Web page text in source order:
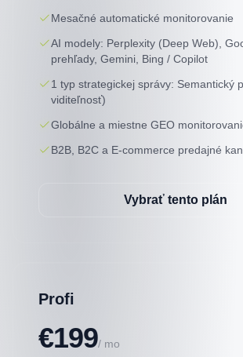
Mesačné automatické monitorovanie
AI modely: Perplexity (Deep Web),
prehľady, Gemini, Bing / Copilot
1 typ strategickej správy: Semantický
viditeľnosť)
Globálne a miestne GEO
B2B, B2C a E-commerce predajné
Vybrať tento plán
Profi
€199/ mo